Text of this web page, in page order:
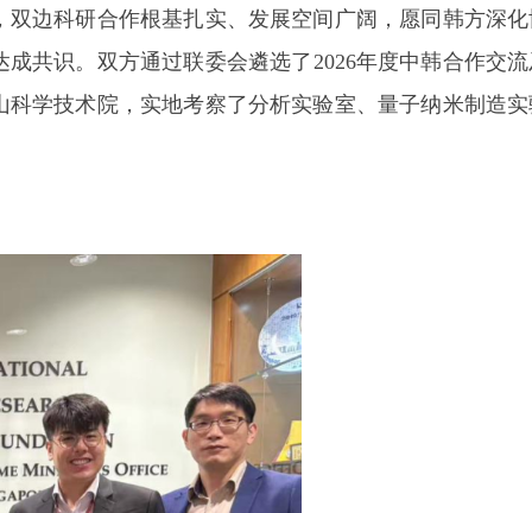
边科研合作根基扎实、发展空间广阔，愿同韩方深
共识。双方通过联委会遴选了2026年度中韩合作交
学技术院，实地考察了分析实验室、量子纳米制造